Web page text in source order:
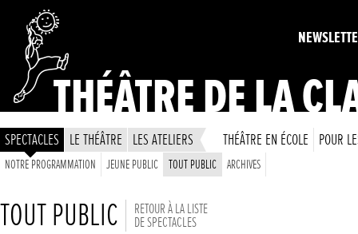
THÉÂTRE DE LA
SPECTACLES
NOTRE PROGRAMMATION JEUNE PUBLIC TOUT PUBLIC ARCHIVES
LE THÉÂTRE LES ATELIERS THÉÂTRE EN ÉCOLE POUR
TOUT PUBLIC RETOUR À LA LISTE
DE SPECTACLES